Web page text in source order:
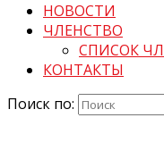
НОВОСТИ
ЧЛЕНСТВО
СПИСОК
КОНТАКТЫ
Поиск по: